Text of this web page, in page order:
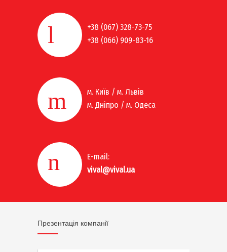
+38 (067) 328-73-75
+38 (066) 909-83-16
м. Київ / м. Львів
м. Дніпро / м. Одеса
E-mail:
vival@vival.ua
Презентація компанії